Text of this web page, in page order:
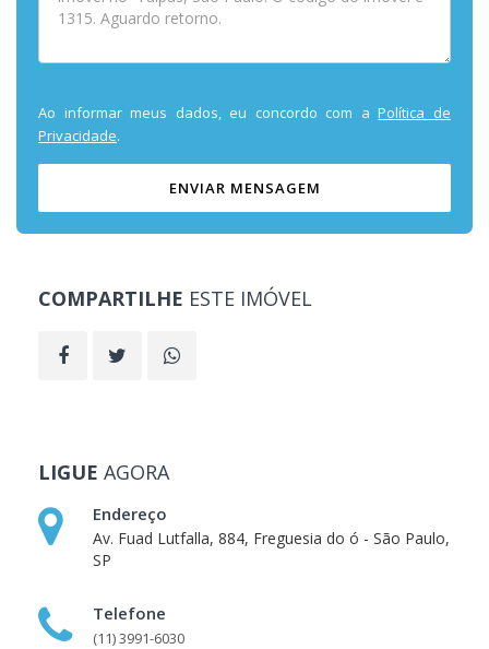
Ao informar meus dados, eu concordo com aPolítica de
Privacidade.
ENVIAR MENSAGEM
COMPARTILHE ESTE IMÓVEL
LIGUE AGORA
Endereço
Av. Fuad Lutfalla, 884, Freguesia do ó - São Paulo,
SP
Telefone
(11) 3991-6030